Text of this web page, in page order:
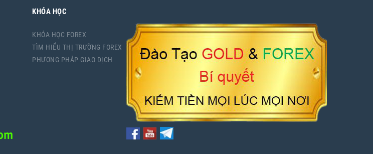
KHÓA HỌC
KHÓA HỌC FOREX
TÌM HIỂU THỊ TRƯỜNG FOREX
PHƯƠNG PHÁP GIAO DỊCH